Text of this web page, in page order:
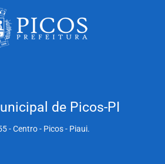
de Picos-PI
- Centro - Picos - Piaui.